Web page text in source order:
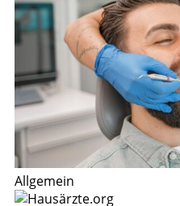
Allgemein